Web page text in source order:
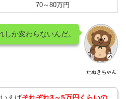
70～80万円
たぬきちゃん
しか変わらないんだ。